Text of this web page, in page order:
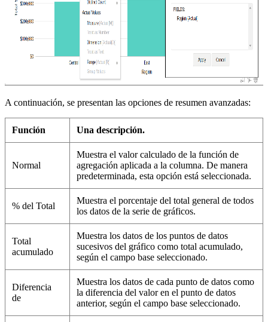
A continuación, se presentan las opciones de resumen avanzadas:
Función Una descripción.
Normal
Muestra el valor calculado de la función de
agregación aplicada a la columna. De manera
predeterminada, esta opción está seleccionada.
% del Total
Muestra el porcentaje del total general de todos
los datos de la serie de gráficos.
Total
acumulado
Muestra los datos de los puntos de datos
sucesivos del gráfico como total acumulado,
según el campo base seleccionado.
Diferencia
de
Muestra los datos de cada punto de datos como
la diferencia del valor en el punto de datos
anterior, según el campo base seleccionado.